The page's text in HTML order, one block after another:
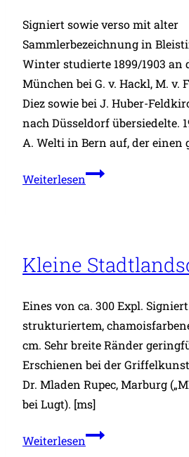
Signiert sowie verso mit alter
Sammlerbezeichnung in
Winter studierte 1899/1903 an
München bei G. v. Hackl, M. v.
Diez sowie bei J. Huber-
nach Düsseldorf übersiedelte.
A. Welti in Bern auf, der
WeiterlesenHügelige
Kleine
Eines von ca. 300 Expl.
strukturiertem,
cm. Sehr breite Ränder
Erschienen bei der
Dr. Mladen Rupec, Marburg
bei Lugt). [ms]
WeiterlesenKleine